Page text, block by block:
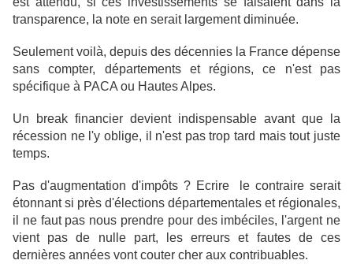
transparence, la note en serait largement diminuée.
Seulement voilà, depuis des décennies la France dépense
sans compter, départements et régions, ce n'est pas
spécifique à PACA ou Hautes Alpes.
Un break financier devient indispensable avant que la
récession ne l'y oblige, il n'est pas trop tard mais tout juste
temps.
Pas d'augmentation d'impôts ? Ecrire le contraire serait
étonnant si près d'élections départementales et régionales,
il ne faut pas nous prendre pour des imbéciles, l'argent ne
vient pas de nulle part, les erreurs et fautes de ces
dernières années vont couter cher aux contribuables.